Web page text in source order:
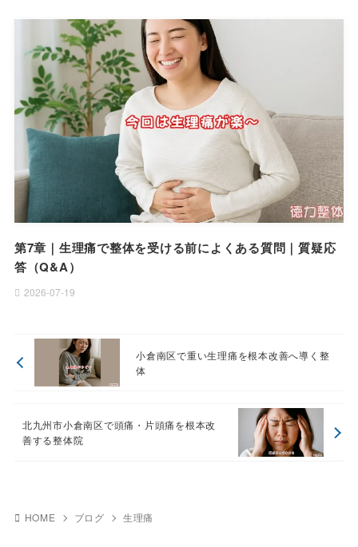
第7章｜生理痛で整体を受ける前によくある質問｜質疑応
答（Q&A）
2026-07-19
小倉南区で重い生理痛を根本改善へ導く整
体
北九州市小倉南区で頭痛・片頭痛を根本改
善する整体院
HOME ブログ 生理痛